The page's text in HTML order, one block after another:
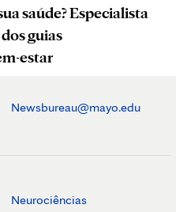
saúde? Especialista
guias
estar
Newsbureau@mayo.edu
Neurociências